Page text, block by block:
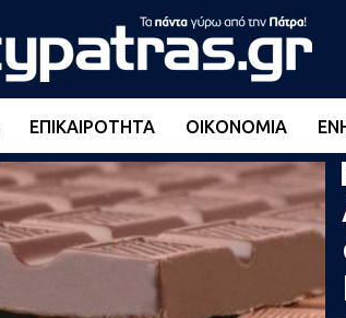
ΕΠΙΚΑΙΡΌΤΗΤΑ ΟΙΚΟΝΟΜΊΑ